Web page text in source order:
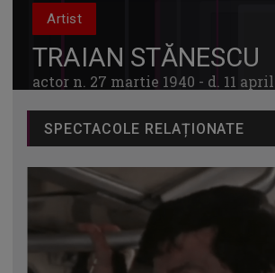
Artist
TRAIAN STĂNESCU
actor n. 27 martie 1940 - d. 11
SPECTACOLE RELAȚIONATE